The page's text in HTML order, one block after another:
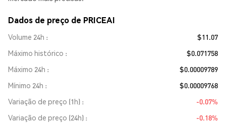
Dados de preço de PRICEAI
Volume 24h
$11.07
Máximo histórico
$0.071758
Máximo 24h
$0.00009789
Mínimo 24h
$0.00009768
Variação de preço (1h)
-0.07%
Variação de preço (24h)
-0.18%